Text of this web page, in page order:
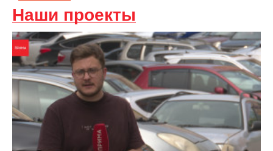
Наши проекты